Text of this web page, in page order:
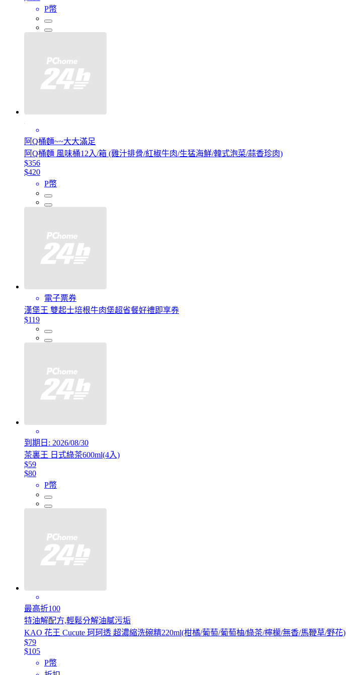
P幣
阿Q桶麵~~大大滿足
阿Q桶麵 風味桶12入/箱 (雞汁排骨/紅椒牛肉/生猛海鮮/韓式泡菜/蒜香珍肉)
$356
$420
P幣
電子票券
漢堡王 雙起士培根牛肉堡超省餐好禮即享券
$119
到期日: 2026/08/30
茶裏王 日式綠茶600ml(4入)
$59
$80
P幣
最高折100
特油解配方,輕鬆分解油膩污垢
KAO 花王 Cucute 珂珂透 超濃縮洗碗精220ml(柑橘/葡萄/葡萄柚/綠茶/檸檬/無香/馬鞭草/野花)
$79
$105
P幣